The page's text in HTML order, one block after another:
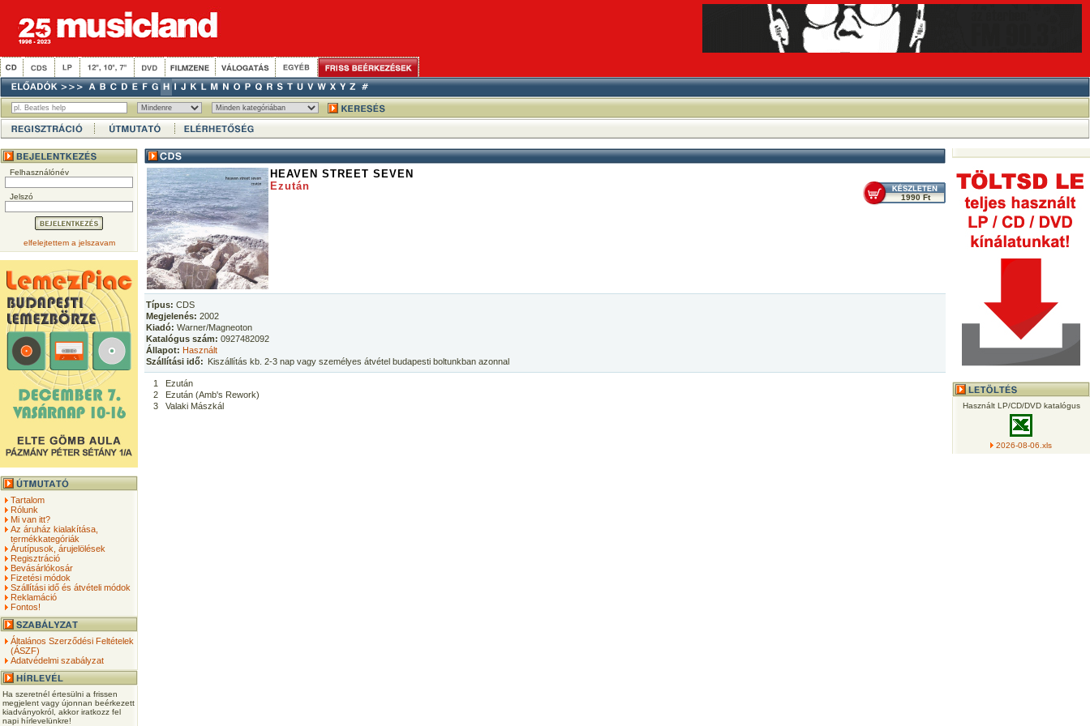
Felhasználónév
Jelszó
elfelejtettem a jelszavam
Tartalom
Rólunk
Mi van itt?
Az áruház kialakítása,
termékkategóriák
Árutípusok, árujelölések
Regisztráció
Bevásárlókosár
Fizetési módok
Szállítási idő és átvételi módok
Reklamáció
Fontos!
Általános Szerződési Feltételek
(ÁSZF)
Adatvédelmi szabályzat
Ha szeretnél értesülni a frissen
megjelent vagy újonnan beérkezett
kiadványokról, akkor iratkozz fel
napi hírlevelünkre!
HEAVEN STREET SEVEN
Ezután
1990 Ft
Típus: CDS
Megjelenés: 2002
Kiadó: Warner/Magneoton
Katalógus szám: 0927482092
Állapot: Használt
Szállítási idő: Kiszállítás kb. 2-3 nap vagy személyes átvétel budapesti boltunkban azonnal
1
Ezután
2
Ezután (Amb's Rework)
3
Valaki Mászkál Használt LP/CD/DVD katalógus
2026-08-06.xls